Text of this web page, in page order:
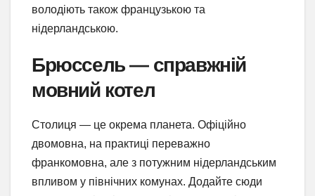
володіють також французькою та
нідерландською.
Брюссель — справжній
мовний котел
Столиця — це окрема планета. Офіційно
двомовна, на практиці переважно
франкомовна, але з потужним нідерландським
впливом у північних комунах. Додайте сюди